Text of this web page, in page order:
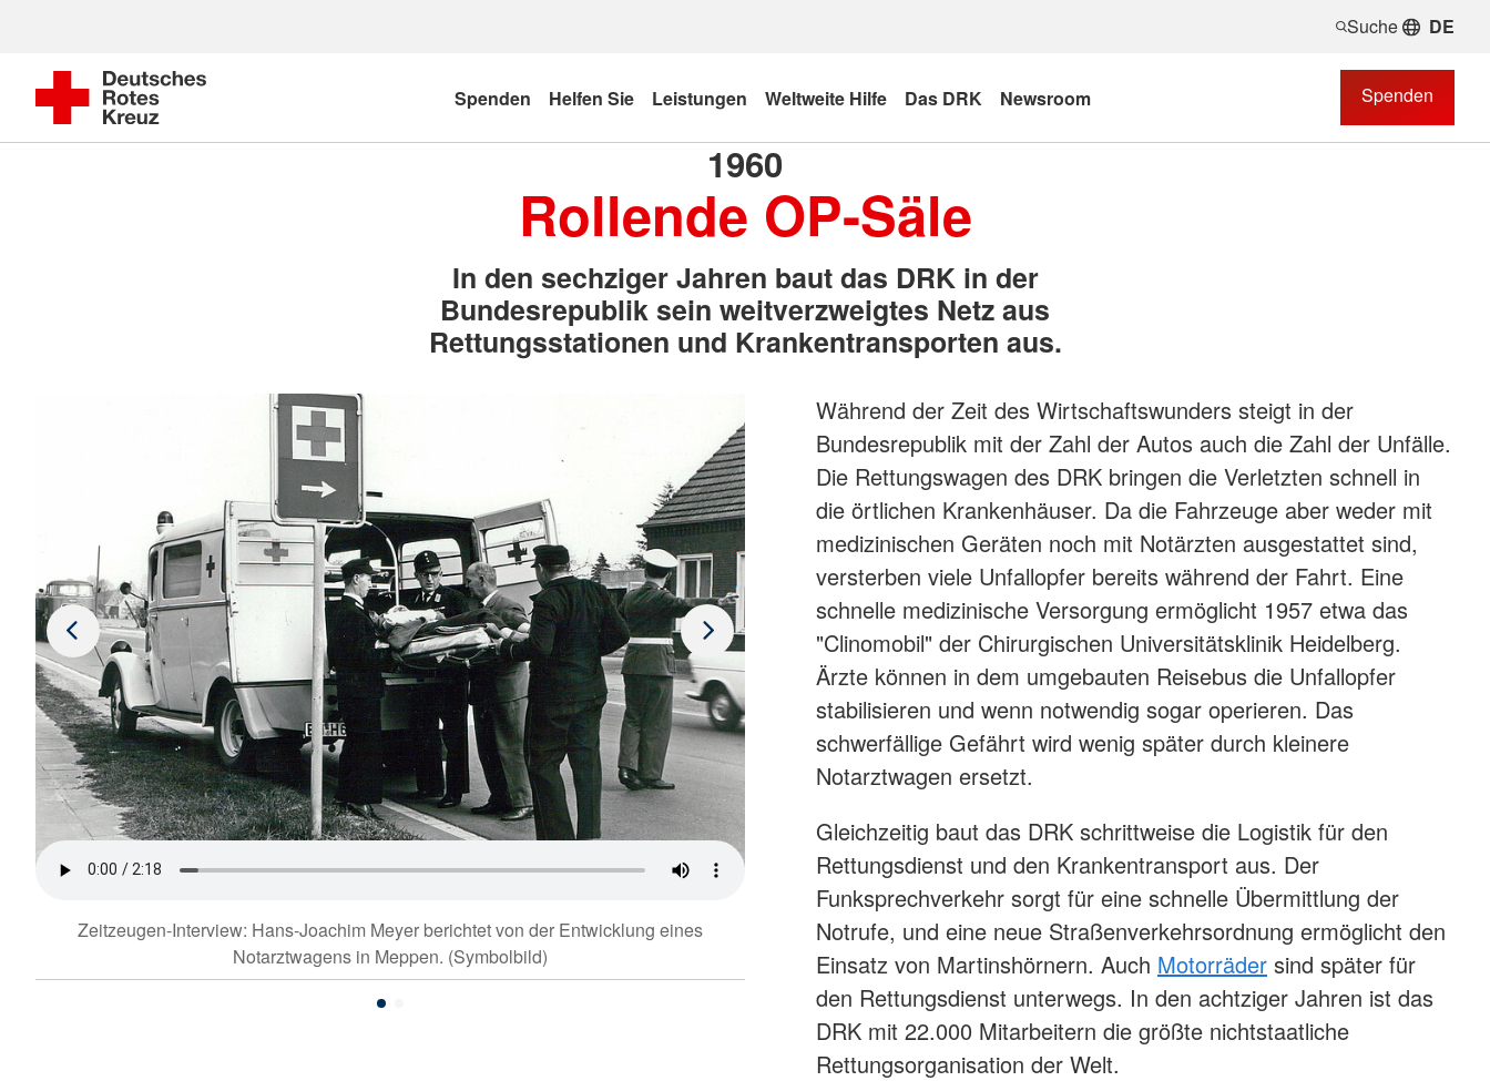
Suche DE
Spenden Helfen Sie Leistungen Weltweite Hilfe Das DRK Newsroom Spenden
1960
Rollende OP-Säle
In den sechziger Jahren baut das DRK in der
Bundesrepublik sein weitverzweigtes Netz aus
Rettungsstationen und Krankentransporten aus.
Zeitzeugen-Interview: Hans-Joachim Meyer berichtet von der Entwicklung eines
Notarztwagens in Meppen. (Symbolbild)
Rettungseinsatz bei einem Unfall: Sanitäter tragen einen Verletzten in einen
Krankenwagen, sechziger Jahre (Willy Heudtlass / DRK)
Während der Zeit des Wirtschaftswunders steigt in der
Bundesrepublik mit der Zahl der Autos auch die Zahl der Unfälle.
Die Rettungswagen des DRK bringen die Verletzten schnell in
die örtlichen Krankenhäuser. Da die Fahrzeuge aber weder mit
medizinischen Geräten noch mit Notärzten ausgestattet sind,
versterben viele Unfallopfer bereits während der Fahrt. Eine
schnelle medizinische Versorgung ermöglicht 1957 etwa das
"Clinomobil" der Chirurgischen Universitätsklinik Heidelberg.
Ärzte können in dem umgebauten Reisebus die Unfallopfer
stabilisieren und wenn notwendig sogar operieren. Das
schwerfällige Gefährt wird wenig später durch kleinere
Notarztwagen ersetzt.
Gleichzeitig baut das DRK schrittweise die Logistik für den
Rettungsdienst und den Krankentransport aus. Der
Funksprechverkehr sorgt für eine schnelle Übermittlung der
Notrufe, und eine neue Straßenverkehrsordnung ermöglicht den
Einsatz von Martinshörnern. Auch Motorräder sind später für
den Rettungsdienst unterwegs. In den achtziger Jahren ist das
DRK mit 22.000 Mitarbeitern die größte nichtstaatliche
Rettungsorganisation der Welt.